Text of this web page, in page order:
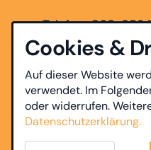
Telefon: 069-952
Cookies &
Auf dieser Website
verwendet. Im
oder widerrufen.
Datenschutzerklärung.